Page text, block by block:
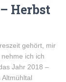
Herbst
gehört, mir
ich ich
Jahr 2018 –